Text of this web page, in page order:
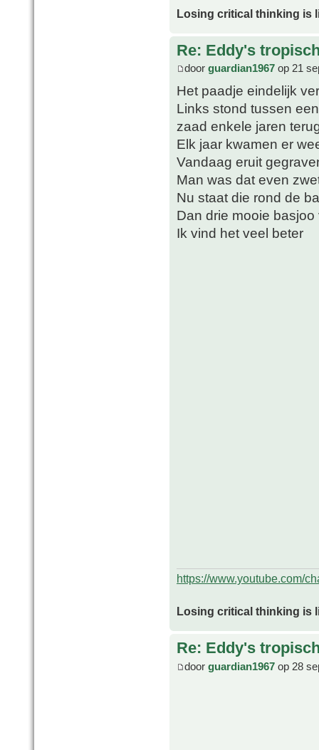
Losing critical thinking is
Re: Eddy's
door guardian1967 op 21
Het paadje eindelijk
Links stond tussen
zaad enkele jaren
Elk jaar kwamen er
Vandaag eruit
Man was dat even
Nu staat die rond de
Dan drie mooie
Ik vind het veel beter
https://www.youtube.com/
Losing critical thinking is
Re: Eddy's
door guardian1967 op 28